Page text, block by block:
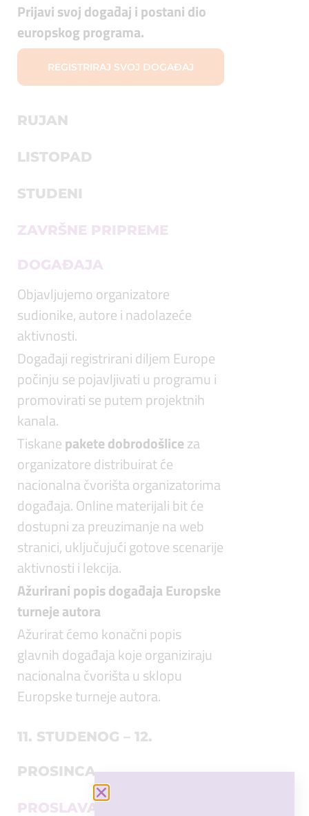
Prijavi svoj događaj i postani dio
europskog programa.
REGISTRIRAJ SVOJ DOGAĐAJ
RUJAN
LISTOPAD
STUDENI
ZAVRŠNE PRIPREME
DOGAĐAJA
Objavljujemo organizatore
sudionike, autore i nadolazeće
aktivnosti.
Događaji registrirani diljem Europe
počinju se pojavljivati u programu i
promovirati se putem projektnih
kanala.
Tiskanepaketedobrodošliceza
organizatore distribuirat će
nacionalna čvorišta organizatorima
događaja. Online materijali bit će
dostupni za preuzimanje na web
stranici, uključujući gotove scenarije
aktivnosti i lekcija.
Ažurirani popis događaja Europske
turneje autora
Ažurirat ćemo konačni popis
glavnih događaja koje organiziraju
nacionalna čvorišta u sklopu
Europske turneje autora.
11. STUDENOG – 12.
PROSINCA
PROSLAVA